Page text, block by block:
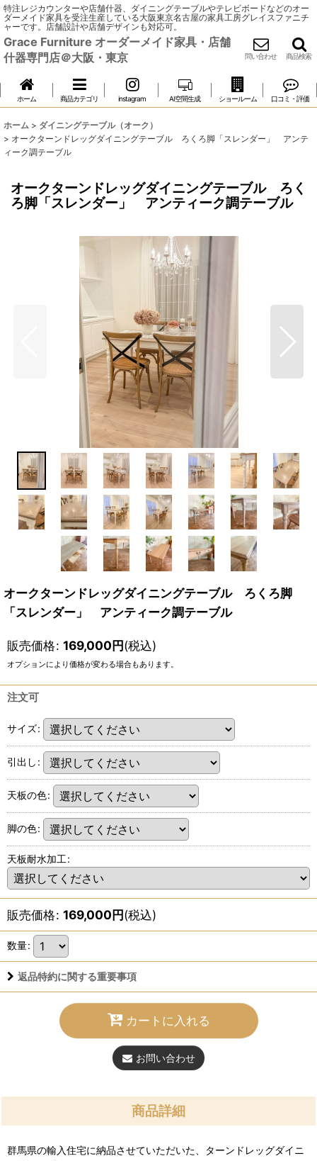
特注レジカウンターや店舗什器、ダイニングテーブルやテレビボードなどのオー
ダーメイド家具を受注生産している大阪東京名古屋の家具工房グレイスファニチ
ャーです。店舗設計や店舗デザインも対応可。
Grace Furniture オーダーメイド家具・店舗
什器専門店＠大阪・東京
問い合わせ 商品検索
ホーム 商品カテゴリ instagram AI空間生成 ショールーム 口コミ・評価
ホーム > ダイニングテーブル（オーク）
> オークターンドレッグダイニングテーブル ろくろ脚「スレンダー」 アンテ
ィーク調テーブル
オークターンドレッグダイニングテーブル ろく
ろ脚「スレンダー」 アンティーク調テーブル
オークターンドレッグダイニングテーブル ろくろ脚
「スレンダー」 アンティーク調テーブル
販売価格: 169,000円(税込)
オプションにより価格が変わる場合もあります。
注文可
サイズ:
引出し :
天板の色:
脚の色:
天板耐水加工:
販売価格: 169,000円(税込)
数量:
返品特約に関する重要事項
カートに入れる
お問い合わせ
商品詳細
群馬県の輸入住宅に納品させていただいた、ターンドレッグダイニ